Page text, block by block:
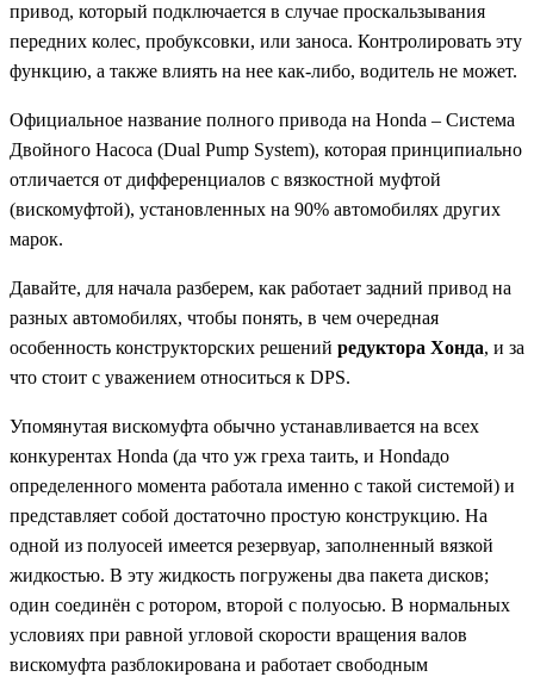
привод, который подключается в случае проскальзывания
передних колес, пробуксовки, или заноса. Контролировать эту
функцию, а также влиять на нее как-либо, водитель не может.
Официальное название полного привода на Honda – Система
Двойного Насоса (Dual Pump System), которая принципиально
отличается от дифференциалов с вязкостной муфтой
(вискомуфтой), установленных на 90% автомобилях других
марок.
Давайте, для начала разберем, как работает задний привод на
разных автомобилях, чтобы понять, в чем очередная
особенность конструкторских решений редуктора Хонда, и за
что стоит с уважением относиться к DPS.
Упомянутая вискомуфта обычно устанавливается на всех
конкурентах Honda (да что уж греха таить, и Hondaдо
определенного момента работала именно с такой системой) и
представляет собой достаточно простую конструкцию. На
одной из полуосей имеется резервуар, заполненный вязкой
жидкостью. В эту жидкость погружены два пакета дисков;
один соединён с ротором, второй с полуосью. В нормальных
условиях при равной угловой скорости вращения валов
вискомуфта разблокирована и работает свободным